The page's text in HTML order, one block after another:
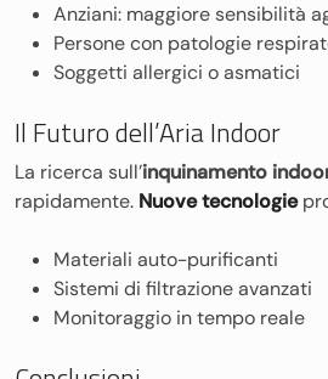
Anziani: maggiore sensibilità
Persone con patologie
Soggetti allergici o asmatici
Il Futuro dell’Aria Indoor
La ricerca sull’inquinamento
rapidamente. Nuove tecnologie
Materiali auto-purificanti
Sistemi di filtrazione avanzati
Monitoraggio in tempo reale